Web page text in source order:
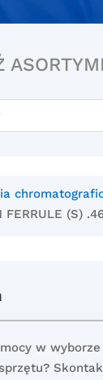
FERRULE (S)
w wyborze